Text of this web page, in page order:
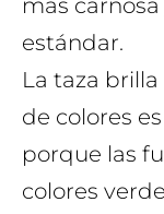
más
estándar.
La taza
de colores
porque las
colores